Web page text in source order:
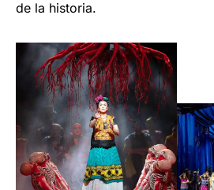
de la historia.